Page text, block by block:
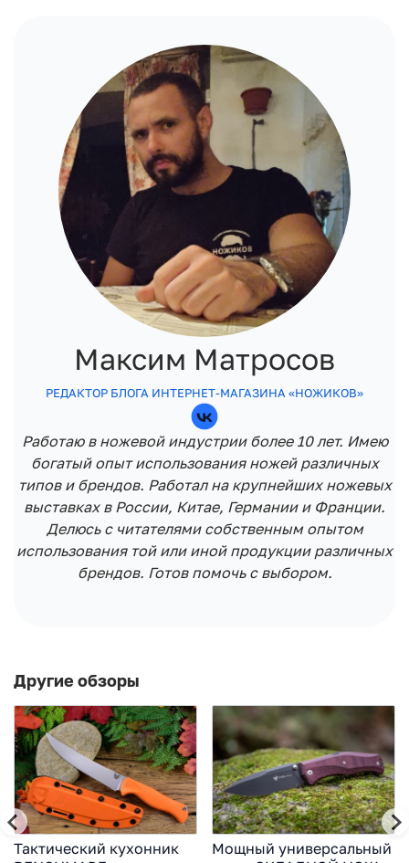
Максим Матросов
РЕДАКТОР БЛОГА ИНТЕРНЕТ-МАГАЗИНА «НОЖИКОВ»
Работаю в ножевой индустрии более 10 лет. Имею
богатый опыт использования ножей различных
типов и брендов. Работал на крупнейших ножевых
выставках в России, Китае, Германии и Франции.
Делюсь с читателями собственным опытом
использования той или иной продукции различных
брендов. Готов помочь с выбором.
Другие обзоры
Тактический кухонник
Мощный универсальный